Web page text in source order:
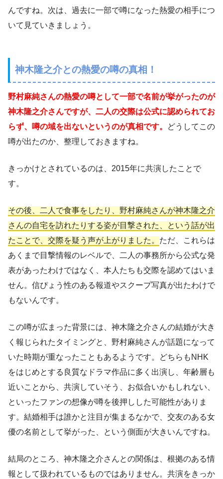
んですね。次は、過去に一部で噂になった熱愛の相手につ
いて見ていきましょう。
神木隆之介との熱愛の噂の真相！
野村麻純さんの熱愛の噂として一部で名前が挙がったのが
神木隆之介さんですが、二人の交際は公式に認められてお
らず、噂の域を出ないというのが真相です。
どうしてこの
噂が出たのか、整理しておきますね。
きっかけとされているのは、2015年に共演したことで
す。
その後、二人で食事をしたり、野村麻純さんが神木隆之介
さんの自宅を訪れたりする姿が目撃された、という話が出
たことで、交際を疑う声が上がりました。 ただ、これらは
あくまで目撃情報のレベルで、二人の事務所から公式な発
表があったわけではなく、本人たちも交際を認めてはいま
せん。信ぴょう性のある報道やスクープ写真が出たわけで
もないんです。
この噂が広まった背景には、神木隆之介さんの結婚が大き
く報じられたタイミングと、野村麻純さんが話題になって
いた時期が重なったこともあるようです。どちらもNHK
をはじめとする良質なドラマ作品に多く出演し、年齢層も
近いことから、共演していそう、お似合いかもしれない、
といったファンの想像が噂を後押しした可能性がありま
す。結婚相手は誰かと注目が集まるなかで、交友のある女
優の名前として挙がった、という側面が大きいんですね。
結局のところ、神木隆之介さんとの関係は、根拠のある情
報として扱われているものではありません。共演をきっか